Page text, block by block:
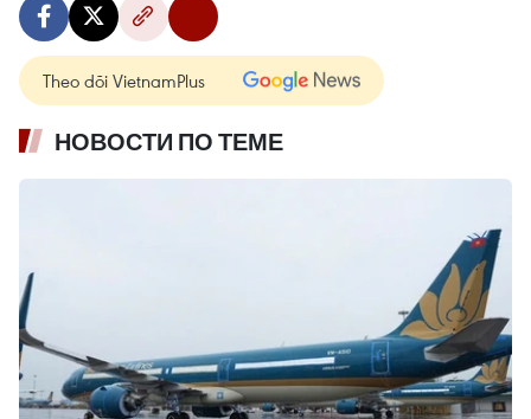
Theo dõi VietnamPlus
НОВОСТИ ПО ТЕМЕ